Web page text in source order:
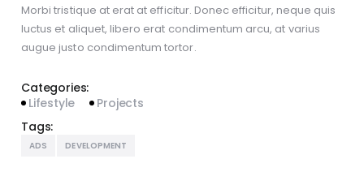
Morbi tristique at erat at efficitur. Donec efficitur, neque quis
luctus et aliquet, libero erat condimentum arcu, at varius
augue justo condimentum tortor.
Categories:
Lifestyle
Projects
Tags:
ADS DEVELOPMENT